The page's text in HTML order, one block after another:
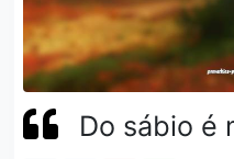
Do sábio é